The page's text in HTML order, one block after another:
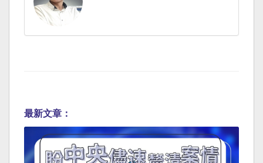
最新文章：